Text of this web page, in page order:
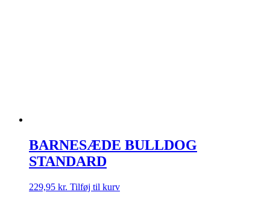
BARNESÆDE BULLDOG
STANDARD
229,95 kr. Tilføj til kurv